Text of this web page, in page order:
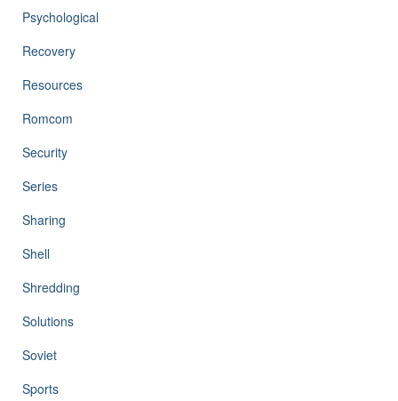
Psychological
Recovery
Resources
Romcom
Security
Series
Sharing
Shell
Shredding
Solutions
Soviet
Sports